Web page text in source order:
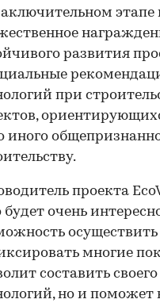
этапе
развития
при
иного
проекта
будет очень
многие
составить
но и